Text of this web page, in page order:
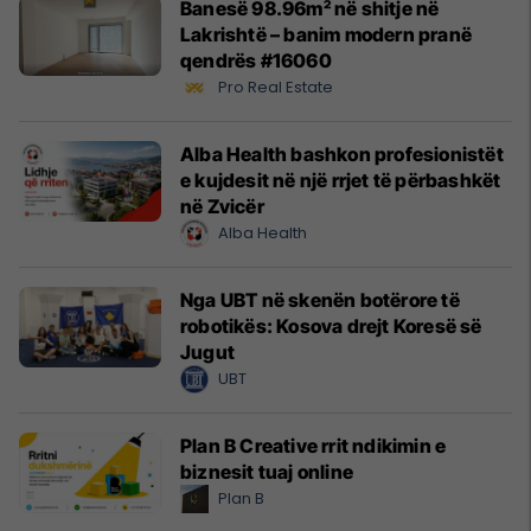
Banesë 98.96m² në shitje në
Lakrishtë – banim modern pranë
qendrës #16060
Pro Real Estate
Alba Health bashkon profesionistët
e kujdesit në një rrjet të përbashkët
në Zvicër
Alba Health
Nga UBT në skenën botërore të
robotikës: Kosova drejt Koresë së
Jugut
UBT
Plan B Creative rrit ndikimin e
biznesit tuaj online
Plan B